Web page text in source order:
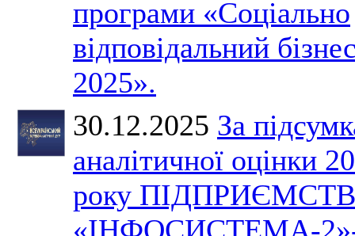
програми «Соціально
відповідальний
2025».
30.12.2025 За
аналітичної оцінки
року